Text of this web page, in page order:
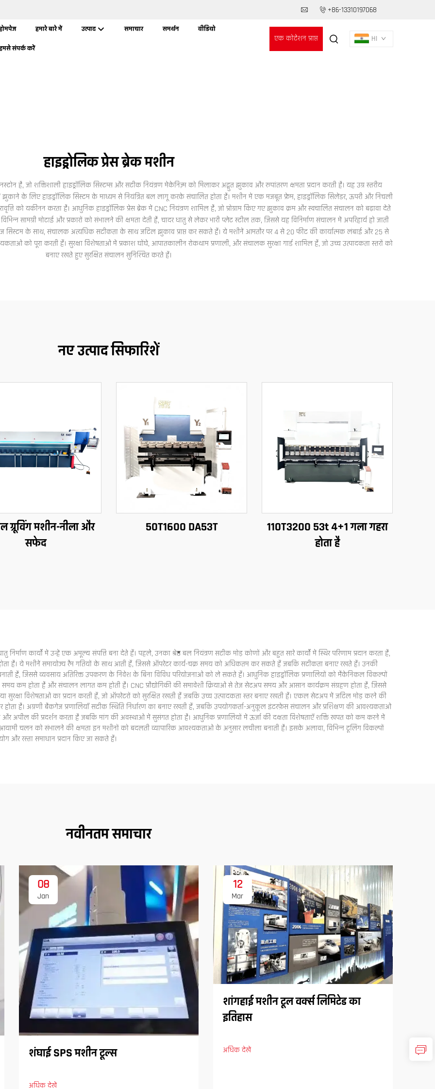
+86-13310197068
हमारे बारे में उत्पाद समाचार समर्थन वीडियो
संपर्क करें
एक कोटेशन प्राप्त HI
हाइड्रोलिक प्रेस ब्रेक मशीन
है, जो शक्तिशाली हाइड्रॉलिक सिस्टम्स और सटीक नियंत्रण मेकेनिज़्म को मिलाकर अद्भुत झुकाव और रूपांतरण क्षमता प्रदान करती है। यह उग्र स्तरीय
झुकाने के लिए हाइड्रॉलिक सिस्टम के माध्यम से नियंत्रित बल लागू करके संचालित होता है। मशीन में एक मजबूत फ्रेम, हाइड्रॉलिक सिलेंडर, ऊपरी और निचली
को यकीनन करता है। आधुनिक हाइड्रॉलिक प्रेस ब्रेक में CNC नियंत्रण शामिल है, जो प्रोग्राम किए गए झुकाव क्रम और स्वचालित संचालन को बढ़ावा देते
सामग्री मोटाई और प्रकारों को संभालने की क्षमता देती है, चादर धातु से लेकर भारी प्लेट स्टील तक, जिससे यह विनिर्माण संचालन में अपरिहार्य हो जाती
सिस्टम के साथ, संचालक अत्यधिक सटीकता के साथ जटिल झुकाव प्राप्त कर सकते हैं। ये मशीनें आमतौर पर 4 से 20 फीट की कार्यात्मक लंबाई और 25 से
को पूरा करती हैं। सुरक्षा विशेषताओं में प्रकाश घोंघे, आपातकालीन रोकथाम प्रणाली, और संचालक सुरक्षा गार्ड शामिल हैं, जो उच्च उत्पादकता स्तरों को
बनाए रखते हुए सुरक्षित संचालन सुनिश्चित करते हैं।
नए उत्पाद सिफारिशें
ग्रूविंग मशीन-नीला और
सफेद
50T1600 DA53T
110T3200 53t 4+1 गला गहरा
होता है
कार्यों में उन्हें एक अमूल्य संपत्ति बना देते हैं। पहले, उनका श्रेष्ठ बल नियंत्रण सटीक मोड़ कोणों और बहुत सारे कार्यों में स्थिर परिणाम प्रदान करता है,
होता है। ये मशीनें समायोज्य रैम गतियों के साथ आती हैं, जिससे ऑपरेटर कार्य-चक्र समय को अधिकतम कर सकते हैं जबकि सटीकता बनाए रखते हैं। उनकी
बनाती है, जिससे व्यवसाय अतिरिक्त उपकरण के निवेश के बिना विविध परियोजनाओं को ले सकते हैं। आधुनिक हाइड्रॉलिक प्रणालियों को मैकेनिकल विकल्पों
कम होता है और संचालन लागत कम होती है। CNC प्रौद्योगिकी की समावेशी क्रियाओं से तेज सेटअप समय और आसान कार्यक्रम संग्रहण होता है, जिससे
सुरक्षा विशेषताओं का प्रदान करती हैं, जो ऑपरेटरों को सुरक्षित रखती हैं जबकि उच्च उत्पादकता स्तर बनाए रखती हैं। एकल सेटअप में जटिल मोड़ करने की
है। अग्रणी बैकगेज प्रणालियाँ सटीक स्थिति निर्धारण का बनाए रखती हैं, जबकि उपयोगकर्ता-अनुकूल इंटरफ़ेस संचालन और प्रशिक्षण की आवश्यकताओं
अपील की प्रदर्शन करता है जबकि मांग की अवस्थाओं में सुसंगत होता है। आधुनिक प्रणालियों में ऊर्जा की दक्षता विशेषताएँ शक्ति खपत को कम करने में
आयामी चलन को संभालने की क्षमता इन मशीनों को बदलती व्यापारिक आवश्यकताओं के अनुसार लचीला बनाती है। इसके अलावा, विभिन्न टूलिंग विकल्पों
और रस्ता समाधान प्रदान किए जा सकते हैं।
नवीनतम समाचार
08
Jan
शंघाई SPS मशीन टूल्स
अधिक देखें
12
Mar
शांगहाई मशीन टूल वर्क्स लिमिटेड का
इतिहास
अधिक देखें